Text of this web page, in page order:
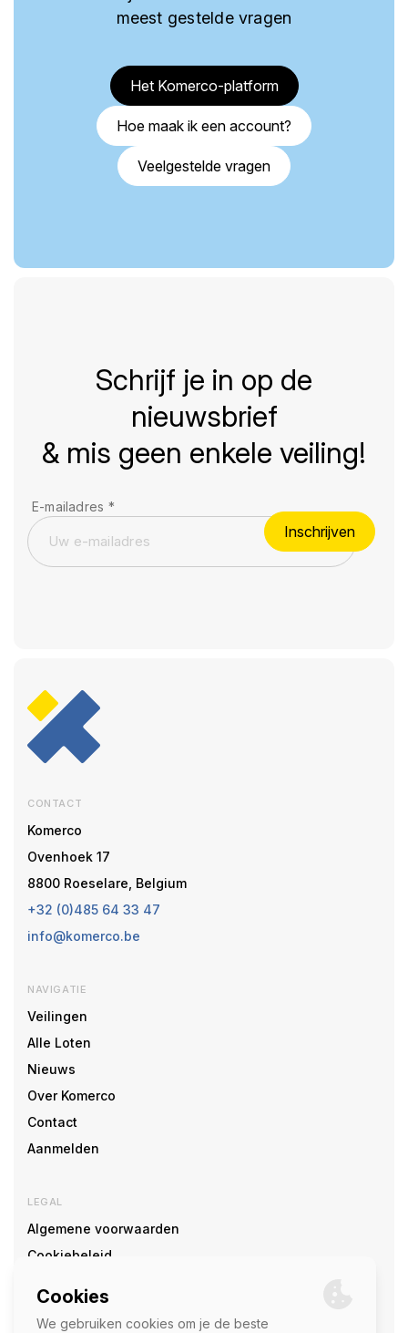
meest gestelde vragen
Het Komerco-platform
Hoe maak ik een account?
Veelgestelde vragen
Schrijf je in op de
nieuwsbrief
& mis geen enkele veiling!
E-mailadres *
Inschrijven
CONTACT
Komerco
Ovenhoek 17
8800 Roeselare, Belgium
+32 (0)485 64 33 47
info@komerco.be
NAVIGATIE
Veilingen
Alle Loten
Nieuws
Over Komerco
Contact
Aanmelden
LEGAL
Algemene voorwaarden
Cookiebeleid